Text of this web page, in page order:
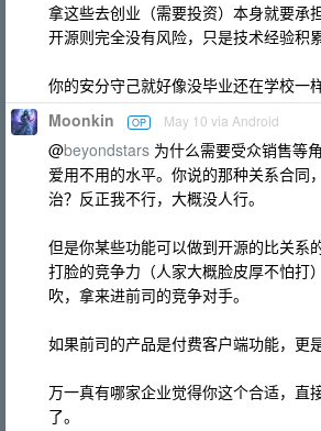
拿这些去创业（需要投资）本身就要承
开源则完全没有风险，只是技术经验积累
你的安分守己就好像没毕业还在学校一
Moonkin OP May 10 via Android
@beyondstars 为什么需要受众销售等
爱用不用的水平。你说的那种关系合同
治？反正我不行，大概没人行。
但是你某些功能可以做到开源的比关系
打脸的竞争力（人家大概脸皮厚不怕打
吹，拿来进前司的竞争对手。
如果前司的产品是付费客户端功能，更
万一真有哪家企业觉得你这个合适，直
了。